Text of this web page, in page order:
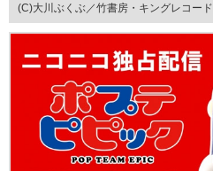
(C)大川ぶくぶ／竹書房・キングレコード